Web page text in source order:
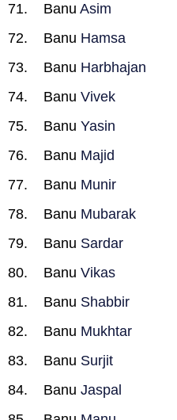
Banu Asim
Banu Hamsa
Banu Harbhajan
Banu Vivek
Banu Yasin
Banu Majid
Banu Munir
Banu Mubarak
Banu Sardar
Banu Vikas
Banu Shabbir
Banu Mukhtar
Banu Surjit
Banu Jaspal